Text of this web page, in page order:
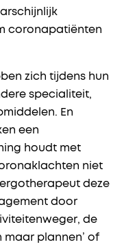
coronapatiënten
zich tijdens hun
specialiteit,
En
een
houdt met
niet
deze
door
de
maar plannen’ of